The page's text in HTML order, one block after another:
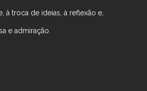
à troca de ideias, à reflexão e,
e admiração.